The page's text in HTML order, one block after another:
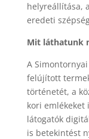
helyreállítása,
eredeti
Mit láthatunk
A
felújított
történetét, a
kori emlékeket
látogatók
is betekintést